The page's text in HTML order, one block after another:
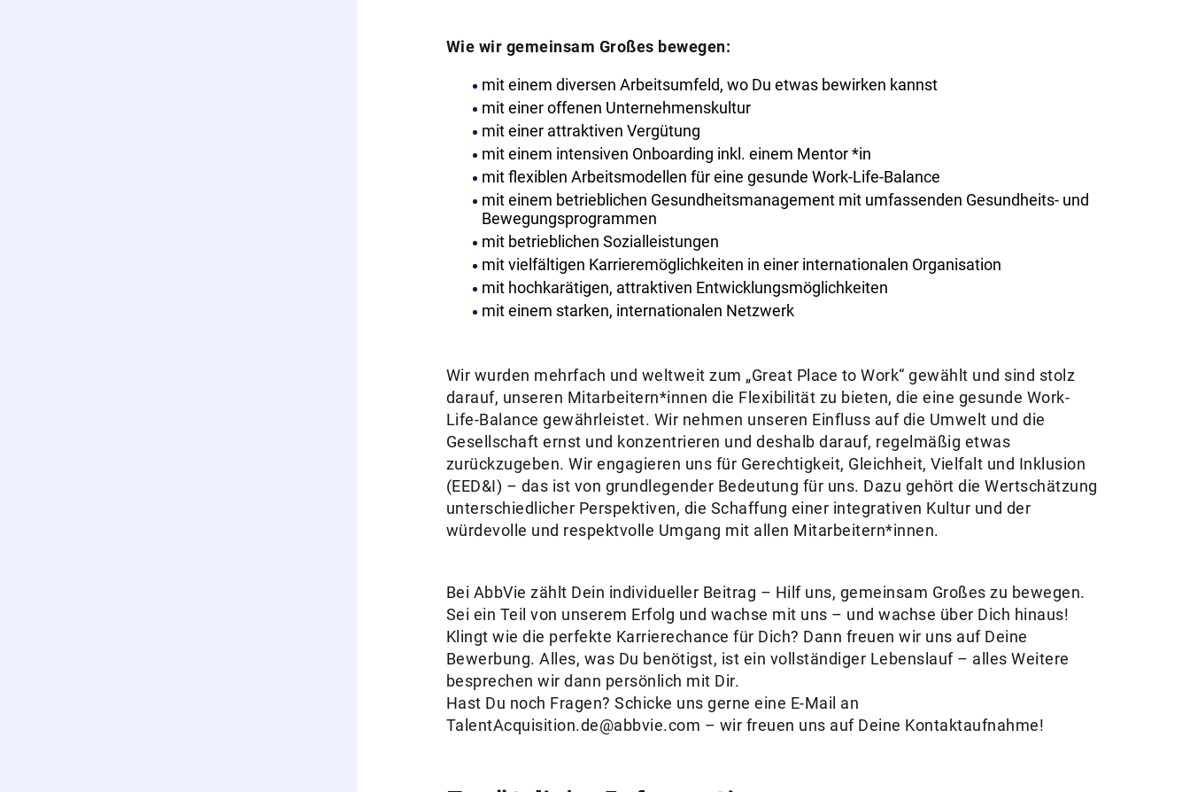
Wie wir gemeinsam Großes bewegen:
mit einem diversen Arbeitsumfeld, wo Du etwas bewirken kannst
mit einer offenen Unternehmenskultur
mit einer attraktiven Vergütung
mit einem intensiven Onboarding inkl. einem Mentor *in
mit flexiblen Arbeitsmodellen für eine gesunde Work-Life-Balance
mit einem betrieblichen Gesundheitsmanagement mit umfassenden Gesundheits- und
Bewegungsprogrammen
mit betrieblichen Sozialleistungen
mit vielfältigen Karrieremöglichkeiten in einer internationalen Organisation
mit hochkarätigen, attraktiven Entwicklungsmöglichkeiten
mit einem starken, internationalen Netzwerk
Wir wurden mehrfach und weltweit zum „Great Place to Work“ gewählt und sind stolz
darauf, unseren Mitarbeitern*innen die Flexibilität zu bieten, die eine gesunde Work-
Life-Balance gewährleistet. Wir nehmen unseren Einfluss auf die Umwelt und die
Gesellschaft ernst und konzentrieren und deshalb darauf, regelmäßig etwas
zurückzugeben. Wir engagieren uns für Gerechtigkeit, Gleichheit, Vielfalt und Inklusion
(EED&I) – das ist von grundlegender Bedeutung für uns. Dazu gehört die Wertschätzung
unterschiedlicher Perspektiven, die Schaffung einer integrativen Kultur und der
würdevolle und respektvolle Umgang mit allen Mitarbeitern*innen.
Bei AbbVie zählt Dein individueller Beitrag – Hilf uns, gemeinsam Großes zu bewegen.
Sei ein Teil von unserem Erfolg und wachse mit uns – und wachse über Dich hinaus!
Klingt wie die perfekte Karrierechance für Dich? Dann freuen wir uns auf Deine
Bewerbung. Alles, was Du benötigst, ist ein vollständiger Lebenslauf – alles Weitere
besprechen wir dann persönlich mit Dir.
Hast Du noch Fragen? Schicke uns gerne eine E-Mail an
TalentAcquisition.de@abbvie.com – wir freuen uns auf Deine Kontaktaufnahme!